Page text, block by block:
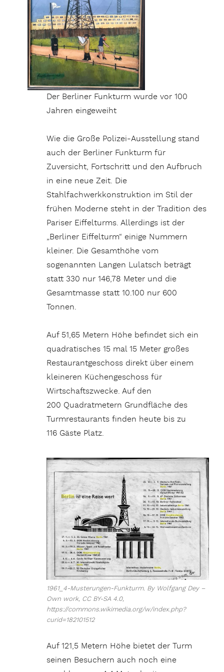
Der Berliner Funkturm wurde vor 100
Jahren eingeweiht
Wie die Große Polizei-Ausstellung stand
auch der Berliner Funkturm für
Zuversicht, Fortschritt und den Aufbruch
in eine neue Zeit. Die
Stahlfachwerkkonstruktion im Stil der
frühen Moderne steht in der Tradition des
Pariser Eiffelturms. Allerdings ist der
„Berliner Eiffelturm“ einige Nummern
kleiner. Die Gesamthöhe vom
sogenannten Langen Lulatsch beträgt
statt 330 nur 146,78 Meter und die
Gesamtmasse statt 10.100 nur 600
Tonnen.
Auf 51,65 Metern Höhe befindet sich ein
quadratisches 15 mal 15 Meter großes
Restaurantgeschoss direkt über einem
kleineren Küchengeschoss für
Wirtschaftszwecke. Auf den
200 Quadratmetern Grundfläche des
Turmrestaurants finden heute bis zu
116 Gäste Platz.
1961_4-Musterungen-Funkturm. By Wolfgang Dey –
Own work, CC BY-SA 4.0,
https://commons.wikimedia.org/w/index.php?
curid=182101512
Auf 121,5 Metern Höhe bietet der Turm
seinen Besuchern auch noch eine